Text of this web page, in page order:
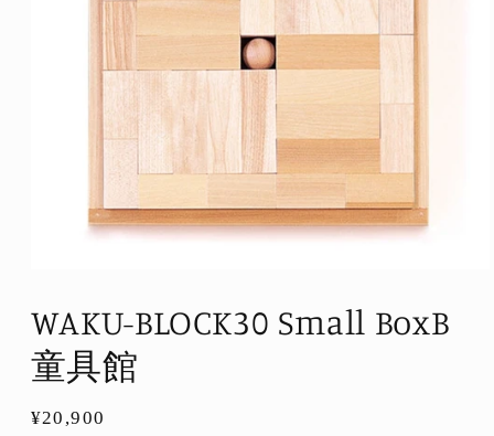
ダ
ル
で
メ
ィ
WAKU-BLOCK30 Small BoxB
童具館
通
¥20,900